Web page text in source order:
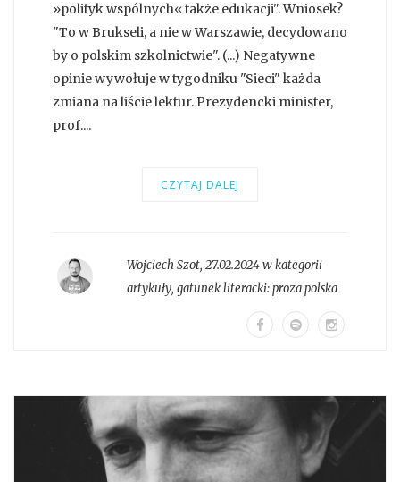
»polityk wspólnych« także edukacji". Wniosek?
"To w Brukseli, a nie w Warszawie, decydowano
by o polskim szkolnictwie". (...) Negatywne
opinie wywołuje w tygodniku "Sieci" każda
zmiana na liście lektur. Prezydencki minister,
prof....
CZYTAJ DALEJ
Wojciech Szot, 27.02.2024 w kategorii
artykuły, gatunek literacki:proza polska